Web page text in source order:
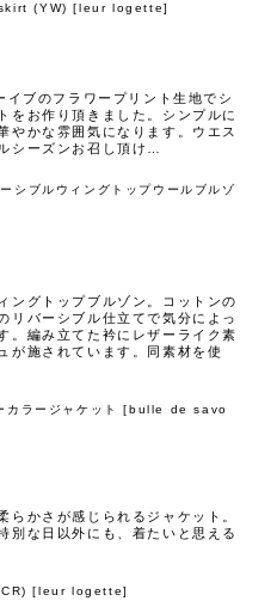
(YW) [leur logette]
ブのフラワープリント生地でシ
をお作り頂きました。シンプルに
やかな雰囲気になります。ウエス
シーズンお召し頂け…
シブルウィングトップウールブルゾ
ングトップブルゾン。コットンの
リバーシブル仕立てで気分によっ
。編み立てた衿にレザーライク素
が施されています。同素材を使
ラージャケット [bulle de savo
らかさが感じられるジャケット。
別な日以外にも、着たいと思える
[leur logette]